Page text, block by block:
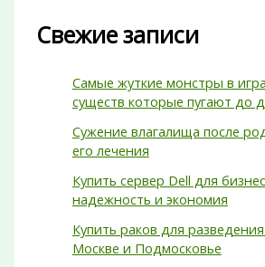
Свежие записи
Самые жуткие монстры в
существ которые пугают до
Сужение влагалища после
его лечения
Купить сервер Dell для
надежность и экономия
Купить раков для
Москве и Подмосковье